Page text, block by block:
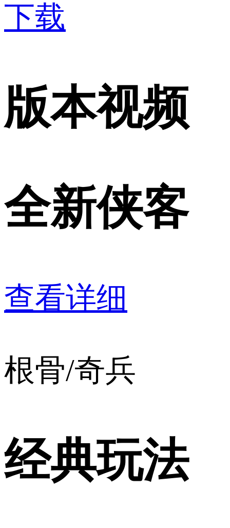
下载
版本视频
全新侠客
查看详细
根骨/奇兵
经典玩法